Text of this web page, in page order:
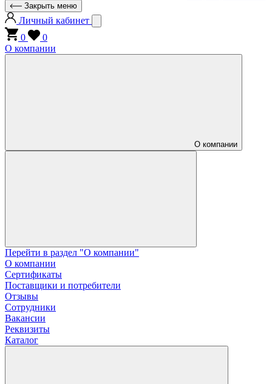
Закрыть меню
Личный кабинет
0
0
О компании
О компании
Перейти в раздел "О компании"
О компании
Сертификаты
Поставщики и потребители
Отзывы
Сотрудники
Вакансии
Реквизиты
Каталог